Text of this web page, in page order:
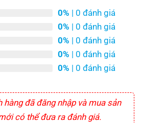
hàng ngày và hiệu quả.
0% | 0 đánh giá
0% | 0 đánh giá
0% | 0 đánh giá
0% | 0 đánh giá
0% | 0 đánh giá
hàng đã đăng nhập và mua sản
có thể đưa ra đánh giá.